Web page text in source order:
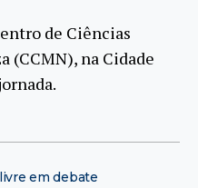
de Ciências
(CCMN), na Cidade
em debate